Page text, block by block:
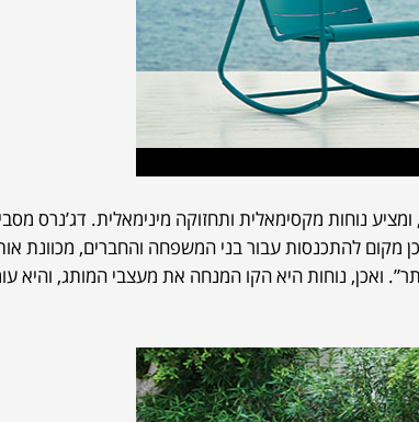
נוחות מקסימאלית ותחזוקה מינימאלית. דג’נרס
מקום להתכנסות עבור בני המשפחה והחברים, מכוונת
ואכן, נוחות היא הקו המנחה את מעצבי המותג, והיא